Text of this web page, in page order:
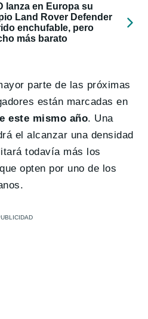
lanza en Europa su
Land Rover Defender
enchufable, pero
más barato
parte de las próximas
están marcadas en
este mismo año. Una
el alcanzar una densidad
todavía más los
opten por uno de los